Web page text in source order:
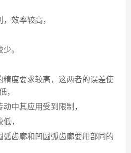
效率较高，
。
精度要求较高，这两者的误差使
，
中其应用受到限制，
，
齿廓和凹圆弧齿廓要用部同的